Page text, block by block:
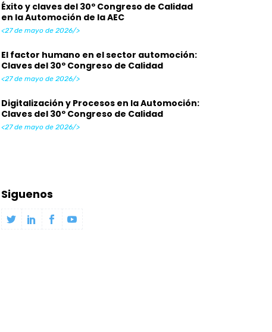
Éxito y claves del 30º Congreso de Calidad
en la Automoción de la AEC
<27 de mayo de 2026/>
El factor humano en el sector automoción:
Claves del 30º Congreso de Calidad
<27 de mayo de 2026/>
Digitalización y Procesos en la Automoción:
Claves del 30º Congreso de Calidad
<27 de mayo de 2026/>
Siguenos